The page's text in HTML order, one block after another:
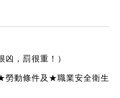
，罰很重！）
勞動條件及★職業安全衛生